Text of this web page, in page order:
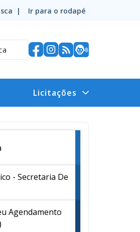
| Ir para o rodapé
Licitações
- Secretaria De
Agendamento